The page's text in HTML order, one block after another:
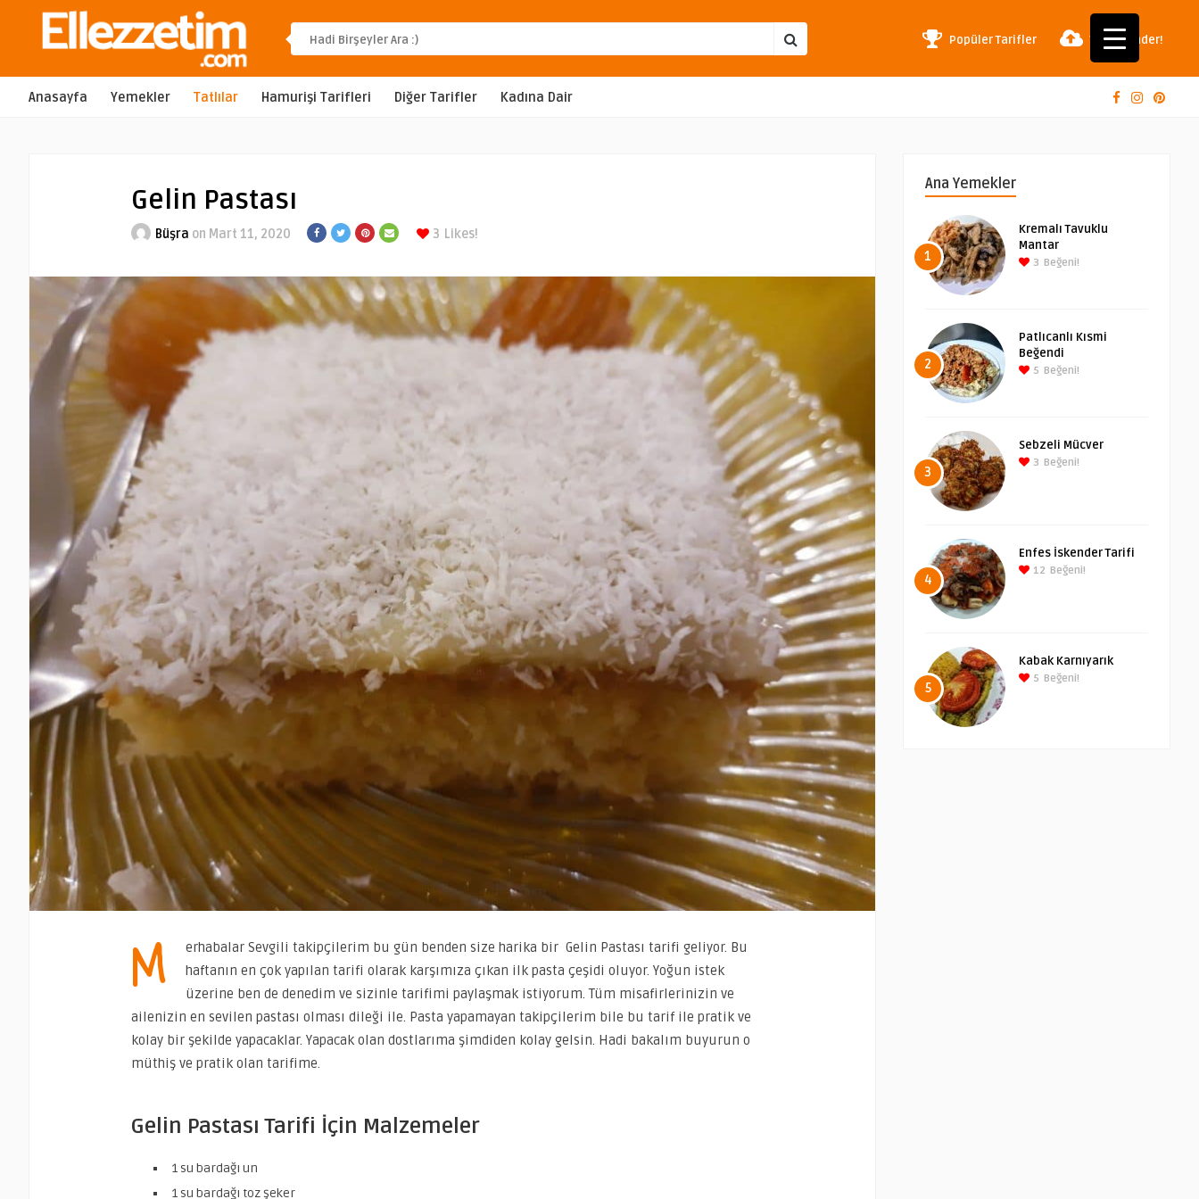
Popüler Tarifler Tarif Gönder!
Anasayfa Yemekler Tatlılar Hamurişi Tarifleri Diğer Tarifler Kadına Dair
Gelin Pastası
Büşra on Mart 11, 2020 3 Likes!
M
erhabalar Sevgili takipçilerim bu gün benden size harika bir Gelin Pastası tarifi geliyor. Bu
haftanın en çok yapılan tarifi olarak karşımıza çıkan ilk pasta çeşidi oluyor. Yoğun istek
üzerine ben de denedim ve sizinle tarifimi paylaşmak istiyorum. Tüm misafirlerinizin ve
ailenizin en sevilen pastası olması dileği ile. Pasta yapamayan takipçilerim bile bu tarif ile pratik ve
kolay bir şekilde yapacaklar. Yapacak olan dostlarıma şimdiden kolay gelsin. Hadi bakalım buyurun o
müthiş ve pratik olan tarifime.
Gelin Pastası Tarifi İçin Malzemeler
1 su bardağı un
1 su bardağı toz şeker
Ana Yemekler
1
Kremalı Tavuklu
Mantar
3 Beğeni!
2
Patlıcanlı Kısmi
Beğendi
5 Beğeni!
3
Sebzeli Mücver
3 Beğeni!
4
Enfes İskender Tarifi
12 Beğeni!
5
Kabak Karnıyarık
5 Beğeni!